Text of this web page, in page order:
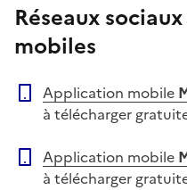
Réseaux
mobiles
Application mobile
à télécharger
Application mobile
à télécharger